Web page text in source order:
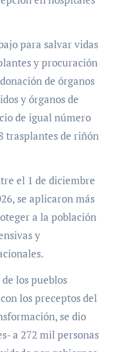
para salvar vidas
y procuración
de órganos
y órganos de
de igual número
trasplantes de riñón
el 1 de diciembre
se aplicaron más
a la población
y
los pueblos
los preceptos del
se dio
a 272 mil personas